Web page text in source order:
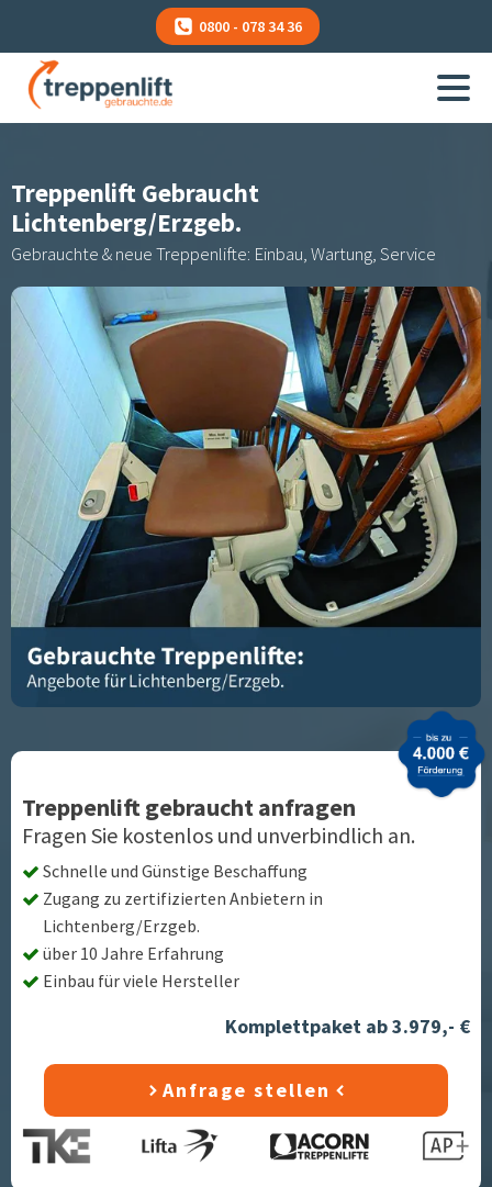
0800 - 078 34 36
Treppenlift Gebraucht
Lichtenberg/Erzgeb.
Gebrauchte & neue Treppenlifte: Einbau, Wartung, Service
Treppenlift gebraucht anfragen
Fragen Sie kostenlos und unverbindlich an.
Schnelle und Günstige Beschaffung
Zugang zu zertifizierten Anbietern in
Lichtenberg/Erzgeb.
über 10 Jahre Erfahrung
Einbau für viele Hersteller
Komplettpaket ab 3.979,- €
Anfrage stellen